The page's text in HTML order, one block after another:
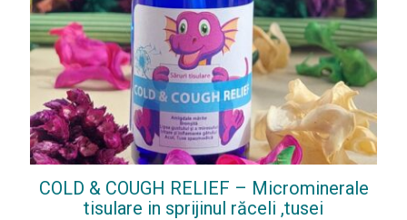
COLD & COUGH RELIEF – Microminerale
tisulare in sprijinul răceli ,tusei